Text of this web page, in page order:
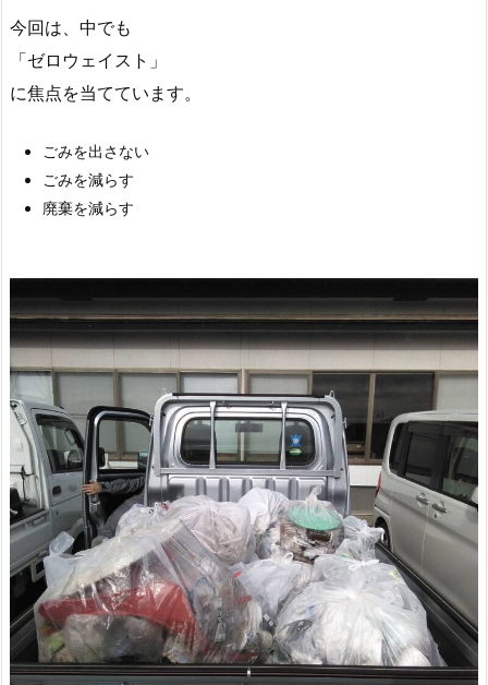
今回は、中でも
「ゼロウェイスト」
に焦点を当てています。
ごみを出さない
ごみを減らす
廃棄を減らす